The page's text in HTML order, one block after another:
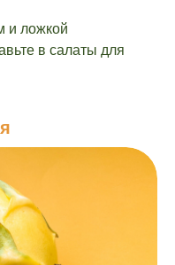
и ложкой
в салаты для